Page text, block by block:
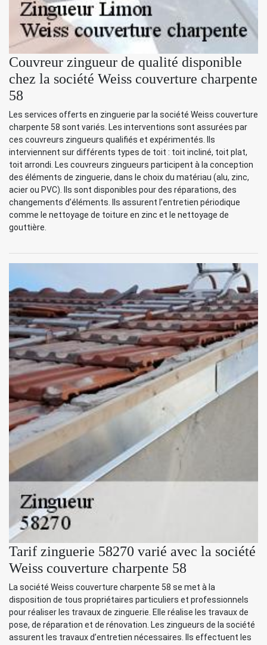
Couvreur zingueur de qualité disponible
chez la société Weiss couverture charpente
58
Les services offerts en zinguerie par la société Weiss couverture
charpente 58 sont variés. Les interventions sont assurées par
ces couvreurs zingueurs qualifiés et expérimentés. Ils
interviennent sur différents types de toit : toit incliné, toit plat,
toit arrondi. Les couvreurs zingueurs participent à la conception
des éléments de zinguerie, dans le choix du matériau (alu, zinc,
acier ou PVC). Ils sont disponibles pour des réparations, des
changements d’éléments. Ils assurent l’entretien périodique
comme le nettoyage de toiture en zinc et le nettoyage de
gouttière.
Tarif zinguerie 58270 varié avec la société
Weiss couverture charpente 58
La société Weiss couverture charpente 58 se met à la
disposition de tous propriétaires particuliers et professionnels
pour réaliser les travaux de zinguerie. Elle réalise les travaux de
pose, de réparation et de rénovation. Les zingueurs de la société
assurent les travaux d’entretien nécessaires. Ils effectuent les